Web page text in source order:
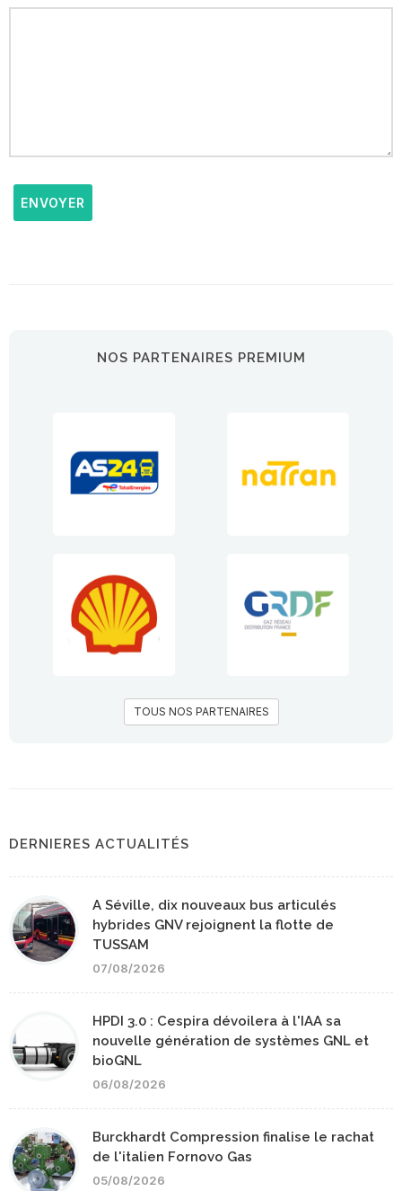
ENVOYER
NOS PARTENAIRES PREMIUM
TOUS NOS PARTENAIRES
DERNIERES ACTUALITÉS
A Séville, dix nouveaux bus articulés
hybrides GNV rejoignent la flotte de
TUSSAM
07/08/2026
HPDI 3.0 : Cespira dévoilera à l'IAA sa
nouvelle génération de systèmes GNL et
bioGNL
06/08/2026
Burckhardt Compression finalise le rachat
de l'italien Fornovo Gas
05/08/2026